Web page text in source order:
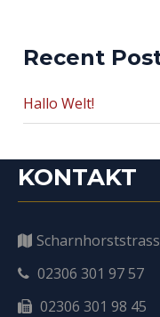
Recent
Hallo Welt!
KONTAKT
02306 301 97 57
02306 301 98 45